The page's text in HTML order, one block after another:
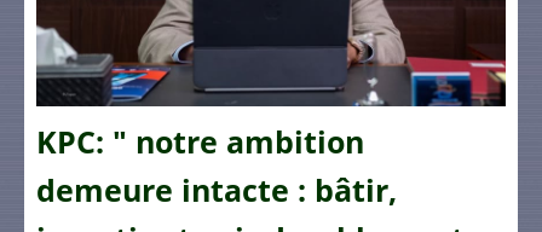
KPC: " notre ambition
demeure intacte : bâtir,